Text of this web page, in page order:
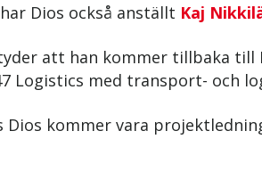
Dios också anställt Kaj
att han kommer tillbaka
Logistics med transport- och
Dios kommer vara